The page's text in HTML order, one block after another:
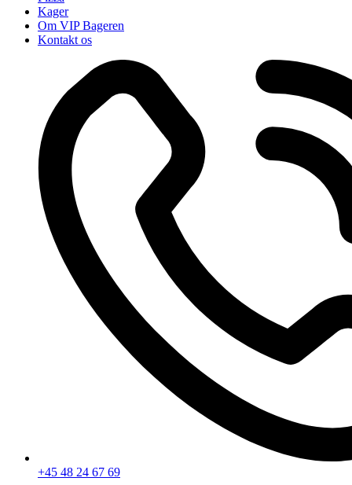
Kager
Om VIP Bageren
Kontakt os
+45 48 24 67 69